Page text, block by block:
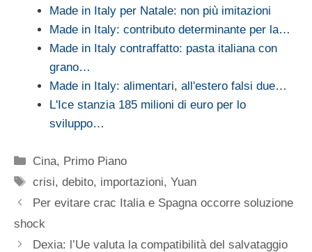
Made in Italy per Natale: non più imitazioni
Made in Italy: contributo determinante per la…
Made in Italy contraffatto: pasta italiana con
grano…
Made in Italy: alimentari, all'estero falsi due…
L'Ice stanzia 185 milioni di euro per lo
sviluppo…
Categorie
Cina, Primo Piano
Tag
crisi,debito, importazioni,Yuan
Per evitare crac Italia e Spagna occorre soluzione
shock
Dexia: l’Ue valuta la compatibilità del salvataggio